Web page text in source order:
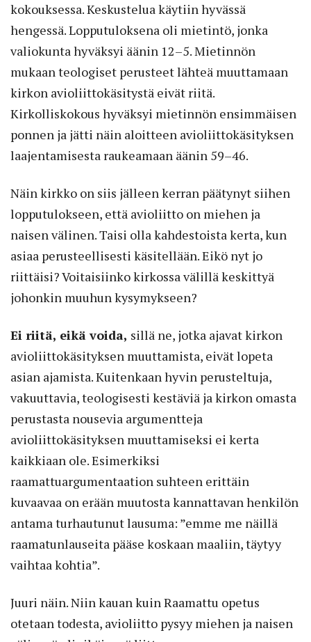
kokouksessa. Keskustelua käytiin hyvässä
hengessä. Lopputuloksena oli mietintö, jonka
valiokunta hyväksyi äänin 12–5. Mietinnön
mukaan teologiset perusteet lähteä muuttamaan
kirkon avioliittokäsitystä eivät riitä.
Kirkolliskokous hyväksyi mietinnön ensimmäisen
ponnen ja jätti näin aloitteen avioliittokäsityksen
laajentamisesta raukeamaan äänin 59–46.
Näin kirkko on siis jälleen kerran päätynyt siihen
lopputulokseen, että avioliitto on miehen ja
naisen välinen. Taisi olla kahdestoista kerta, kun
asiaa perusteellisesti käsitellään. Eikö nyt jo
riittäisi? Voitaisiinko kirkossa välillä keskittyä
johonkin muuhun kysymykseen?
Ei riitä, eikä voida, sillä ne, jotka ajavat kirkon
avioliittokäsityksen muuttamista, eivät lopeta
asian ajamista. Kuitenkaan hyvin perusteltuja,
vakuuttavia, teologisesti kestäviä ja kirkon omasta
perustasta nousevia argumentteja
avioliittokäsityksen muuttamiseksi ei kerta
kaikkiaan ole. Esimerkiksi
raamattuargumentaation suhteen erittäin
kuvaavaa on erään muutosta kannattavan henkilön
antama turhautunut lausuma: ”emme me näillä
raamatunlauseita pääse koskaan maaliin, täytyy
vaihtaa kohtia”.
Juuri näin. Niin kauan kuin Raamattu opetus
otetaan todesta, avioliitto pysyy miehen ja naisen